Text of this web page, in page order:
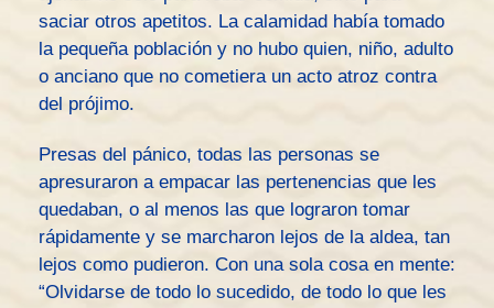
saciar otros apetitos. La calamidad había tomado
la pequeña población y no hubo quien, niño, adulto
o anciano que no cometiera un acto atroz contra
del prójimo.
Presas del pánico, todas las personas se
apresuraron a empacar las pertenencias que les
quedaban, o al menos las que lograron tomar
rápidamente y se marcharon lejos de la aldea, tan
lejos como pudieron. Con una sola cosa en mente:
“Olvidarse de todo lo sucedido, de todo lo que les